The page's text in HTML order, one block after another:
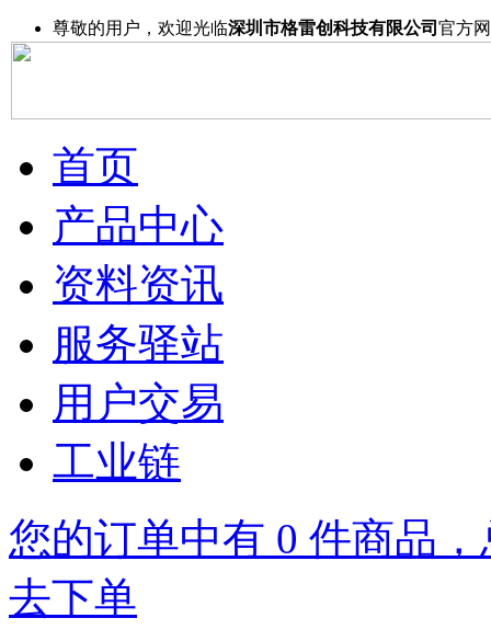
尊敬的用户，欢迎光临深圳市格雷创科技有限公司 官方
首页
产品中心
资料资讯
服务驿站
用户交易
工业链
您的订单中有 0 件商品
去下单